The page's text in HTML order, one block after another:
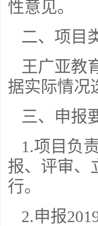
性意见。
二、项目
王广亚教
据实际情况
三、申报
1.项目负
报、评审、
行。
2.申报